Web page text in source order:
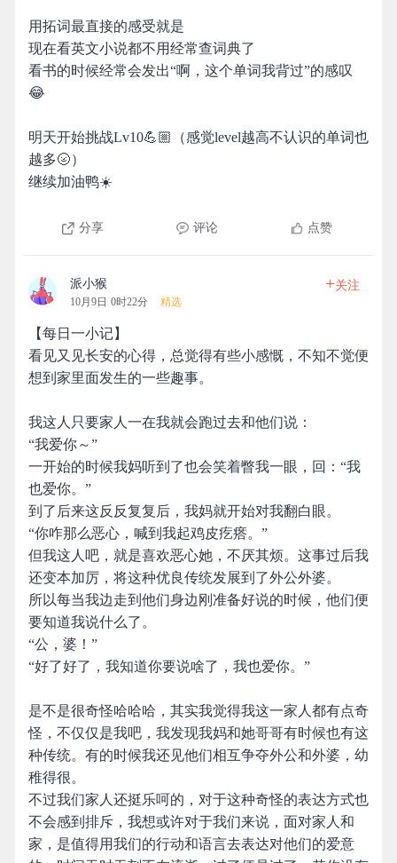
用拓词最直接的感受就是
现在看英文小说都不用经常查词典了
看书的时候经常会发出“啊，这个单词我背过”的感叹
😂
明天开始挑战Lv10💪🏼（感觉level越高不认识的单词也
越多🌝）
继续加油鸭☀️
分享 评论 点赞
派小猴
10月9日 0时22分 精选
+关注
【每日一小记】
看见又见长安的心得，总觉得有些小感慨，不知不觉便
想到家里面发生的一些趣事。
我这人只要家人一在我就会跑过去和他们说：
“我爱你～”
一开始的时候我妈听到了也会笑着瞥我一眼，回：“我
也爱你。”
到了后来这反反复复后，我妈就开始对我翻白眼。
“你咋那么恶心，喊到我起鸡皮疙瘩。”
但我这人吧，就是喜欢恶心她，不厌其烦。这事过后我
还变本加厉，将这种优良传统发展到了外公外婆。
所以每当我边走到他们身边刚准备好说的时候，他们便
要知道我说什么了。
“公，婆！”
“好了好了，我知道你要说啥了，我也爱你。”
是不是很奇怪哈哈哈，其实我觉得我这一家人都有点奇
怪，不仅仅是我吧，我发现我妈和她哥哥有时候也有这
种传统。有的时候我还见他们相互争夺外公和外婆，幼
稚得很。
不过我们家人还挺乐呵的，对于这种奇怪的表达方式也
不会感到排斥，我想或许对于我们来说，面对家人和
家，是值得用我们的行动和语言去表达对他们的爱意